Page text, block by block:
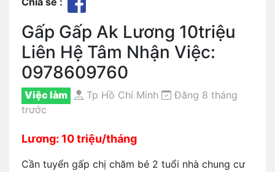
Gấp Gấp Ak Lương 10triệu
Liên Hệ Tâm Nhận Việc:
0978609760
Việc làm Tp Hồ Chí Minh
Đăng 8 tháng
trước
Lương: 10 triệu/tháng
Cần tuyển gấp chị chăm bé 2 tuổi nhà chung cư